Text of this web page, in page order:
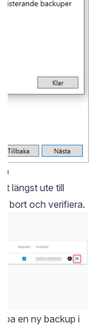
längst ute till
bort och verifiera.
en ny backup i